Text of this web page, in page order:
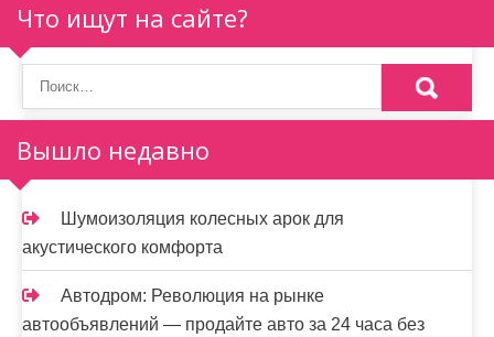
Что ищут на сайте?
Вышло недавно
Шумоизоляция колесных арок для
акустического комфорта
Автодром: Революция на рынке
автообъявлений — продайте авто за 24 часа без